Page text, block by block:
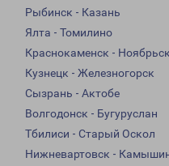
Рыбинск - Казань
Ялта - Томилино
Краснокаменск - Ноябрьск
Кузнецк - Железногорск
Сызрань - Актобе
Волгодонск - Бугуруслан
Тбилиси - Старый Оскол
Нижневартовск -